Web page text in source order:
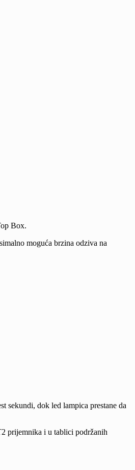
Box.
moguća brzina odziva na
sekundi, dok led lampica prestane da
prijemnika i u tablici podržanih